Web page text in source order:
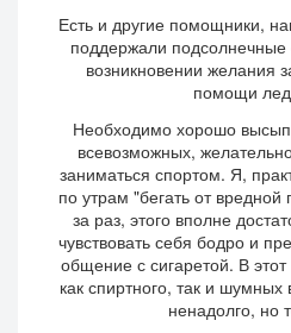
Есть и другие помощники,
поддержали подсолнечные
возникновении желания
помощи
Необходимо хорошо
всевозможных,
заниматься спортом. Я,
по утрам "бегать от
за раз, этого вполне
чувствовать себя бодро и
общение с сигаретой. В
как спиртного, так и
ненадолго, но